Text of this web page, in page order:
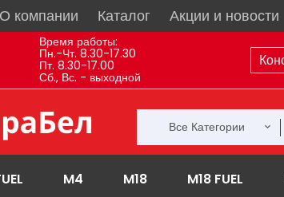
О компании Каталог Акции и новости
Время работы:
Пн.-Чт. 8.30-17.30
Пт. 8.30-17.00
Сб., Вс. - выходной
Все Категории
M4 M18 M18 FUEL